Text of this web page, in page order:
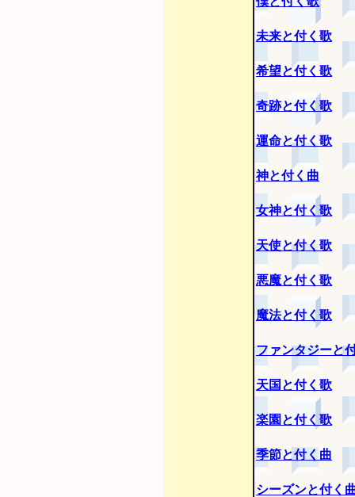
未来と付く歌
希望と付く歌
奇跡と付く歌
運命と付く歌
神と付く曲
女神と付く歌
天使と付く歌
悪魔と付く歌
魔法と付く歌
ファンタジーと
天国と付く歌
楽園と付く歌
季節と付く曲
シーズンと付く